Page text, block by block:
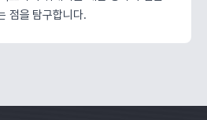
점을 탐구합니다.